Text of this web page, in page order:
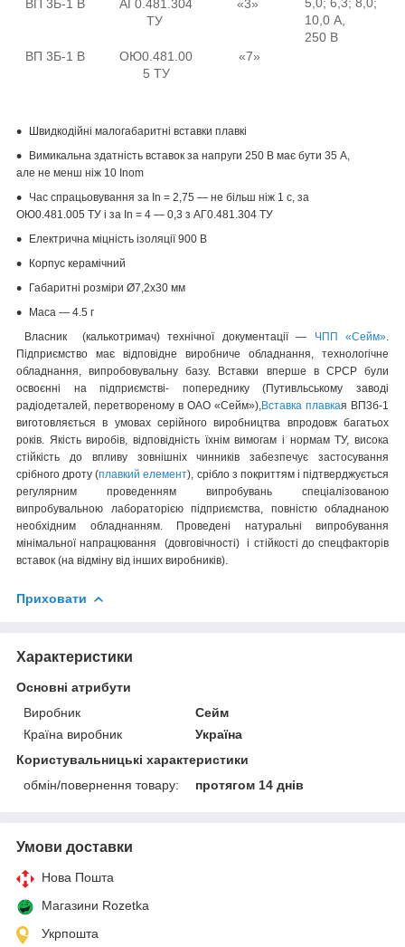
10,0 А,
250 В
ВП 3Б-1 В
АГ0.481.304
ТУ
«3»
ВП 3Б-1 В
ОЮ0.481.00
5 ТУ
«7»
Швидкодійні малогабаритні вставки плавкі
Вимикальна здатність вставок за напруги 250 В має бути 35 А,
але не менш ніж 10 Inom
Час спрацьовування за In = 2,75 — не більш ніж 1 с, за
ОЮ0.481.005 ТУ і за In = 4 — 0,3 з АГ0.481.304 ТУ
Електрична міцність ізоляції 900 В
Корпус керамічний
Габаритні розміри Ø7,2х30 мм
Маса — 4.5 г
Власник (калькотримач) технічної документації —
ЧПП «Сейм».
Підприємство має відповідне виробниче обладнання, технологічне
обладнання, випробовувальну базу. Вставки вперше в СРСР були
освоєнні на підприємстві- попереднику (Путивльському заводі
радіодеталей, перетвореному в ОАО «Сейм»),Вставка плавкая ВП3б-1
виготовляється в умовах серійного виробництва впродовж багатьох
років. Якість виробів, відповідність їхнім вимогам і нормам ТУ, висока
стійкість до впливу зовнішніх чинників забезпечує застосування
срібного дроту (плавкий елемент), срібло з покриттям і підтверджується
регулярним проведенням випробувань спеціалізованою
випробувальною лабораторією підприємства, повністю обладнаною
необхідним обладнанням. Проведені натуральні випробування
мінімальної напрацювання (довговічності) і стійкості до спецфакторів
вставок (на відміну від інших виробників).
Приховати
Характеристики
Основні атрибути
Виробник
Сейм
Країна виробник
Україна
Користувальницькі характеристики
обмін/повернення товару:
протягом 14 днів
Умови доставки
Нова Пошта
Магазини Rozetka
Укрпошта